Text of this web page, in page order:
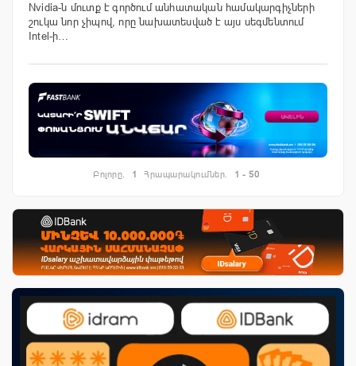
Nvidia-ն մուտք է գործում անհատական համակարգիչների
շուկա նոր չիպով, որը նախատեսված է այս սեգմենտում
Intel-ի…
Բոլորը. 1 Հրապարակումներ. 1 - 50